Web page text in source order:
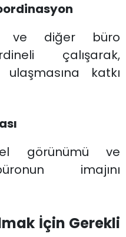
ve diğer büro
çalışarak,
katkı
görünümü ve
imajını
İçin Gerekli